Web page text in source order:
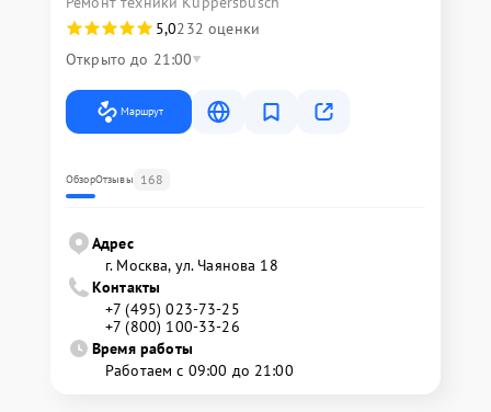
5,0232 оценки
Открыто до 21:00
Маршрут
ОбзорОтзывы 168
Адрес
г. Москва, ул. Чаянова 18
Контакты
+7 (495) 023-73-25
+7 (800) 100-33-26
Время работы
Работаем с 09:00 до 21:00